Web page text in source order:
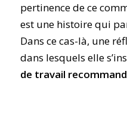
pertinence de ce
est une histoire qui
Dans ce cas-là, une
dans lesquels elle
de travail